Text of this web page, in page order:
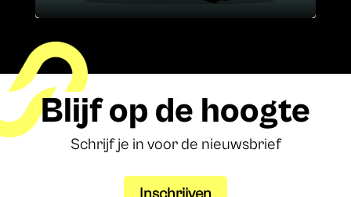
Blijf op de hoogte
Schrijf je in voor de nieuwsbrief